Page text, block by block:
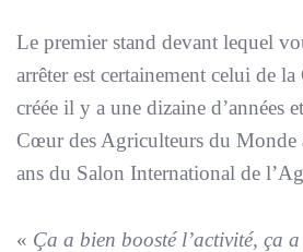
Le premier stand devant lequel
arrêter est certainement celui de
créée il y a une dizaine d’années
Cœur des Agriculteurs du Monde
ans du Salon International de
« Ça a bien boosté l’activité, ça